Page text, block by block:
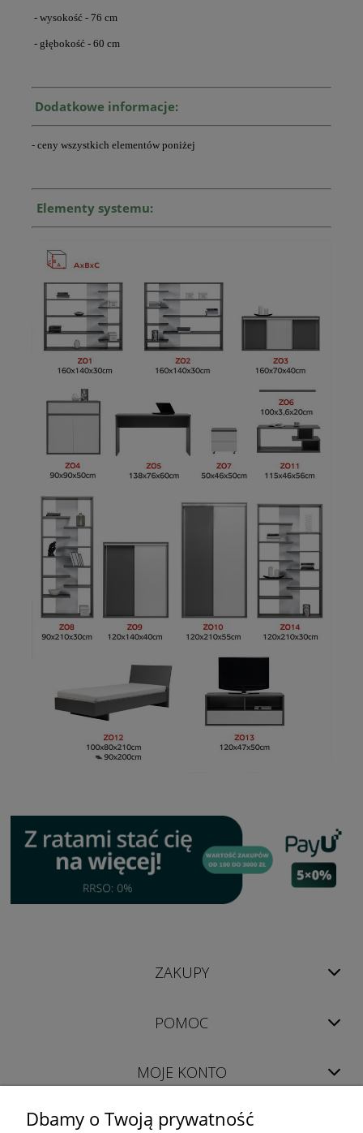
- wysokość - 76 cm
- głębokość - 60 cm
Dodatkowe informacje:
- ceny wszystkich elementów poniżej
Elementy systemu:
ZAKUPY
POMOC
MOJE KONTO
INFORMACJE
Dbamy o Twoją prywatność